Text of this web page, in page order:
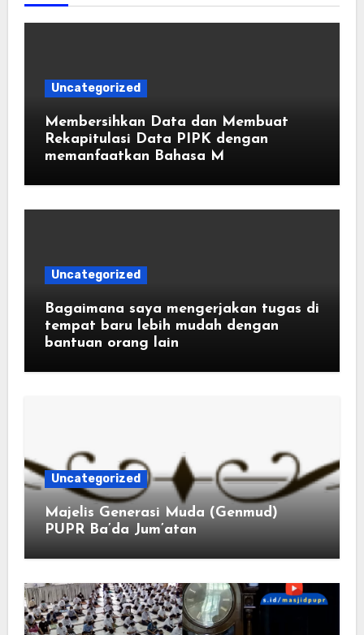
Uncategorized
Membersihkan Data dan Membuat
Rekapitulasi Data PIPK dengan
memanfaatkan Bahasa M
Uncategorized
Bagaimana saya mengerjakan tugas di
tempat baru lebih mudah dengan
bantuan orang lain
Uncategorized
Majelis Generasi Muda (Genmud)
PUPR Ba’da Jum’atan